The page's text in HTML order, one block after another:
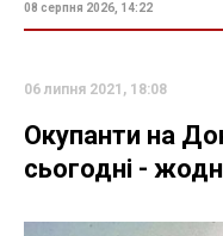
08 серпня 2026, 14:22
06 липня 2021, 18:08
Окупанти на
сьогодні -